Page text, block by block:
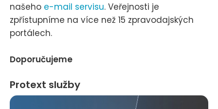
našeho e-mail servisu. Veřejnosti je
zpřístupníme na více než 15 zpravodajských
portálech.
Doporučujeme
Protext služby